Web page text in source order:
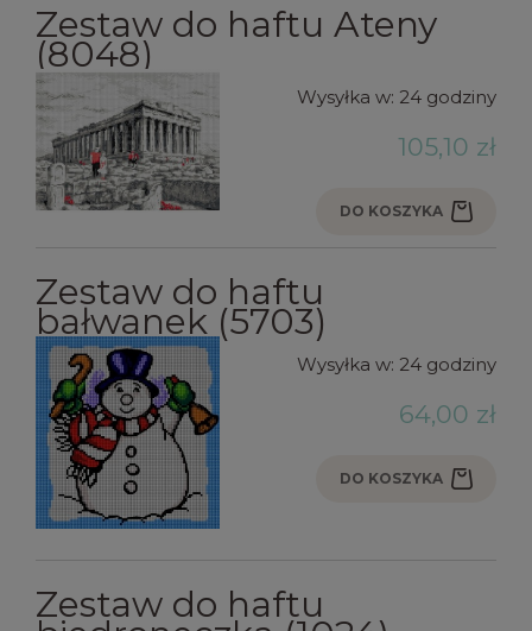
Zestaw do haftu Ateny
(8048)
Wysyłka w: 24 godziny
105,10 zł
DO KOSZYKA
Zestaw do haftu
bałwanek (5703)
Wysyłka w: 24 godziny
64,00 zł
DO KOSZYKA
Zestaw do haftu